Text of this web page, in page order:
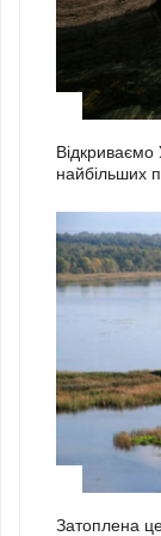
найбільших
Затоплена